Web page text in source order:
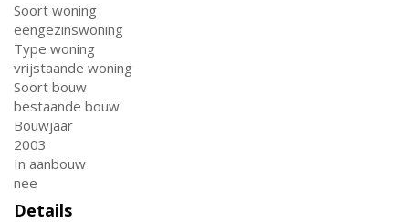
Soort woning
eengezinswoning
Type woning
vrijstaande woning
Soort bouw
bestaande bouw
Bouwjaar
2003
In aanbouw
nee
Details